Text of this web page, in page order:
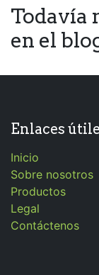
Todavía
en el
Enlaces
Inicio
Sobre nosotros
Productos
Legal
Contáctenos